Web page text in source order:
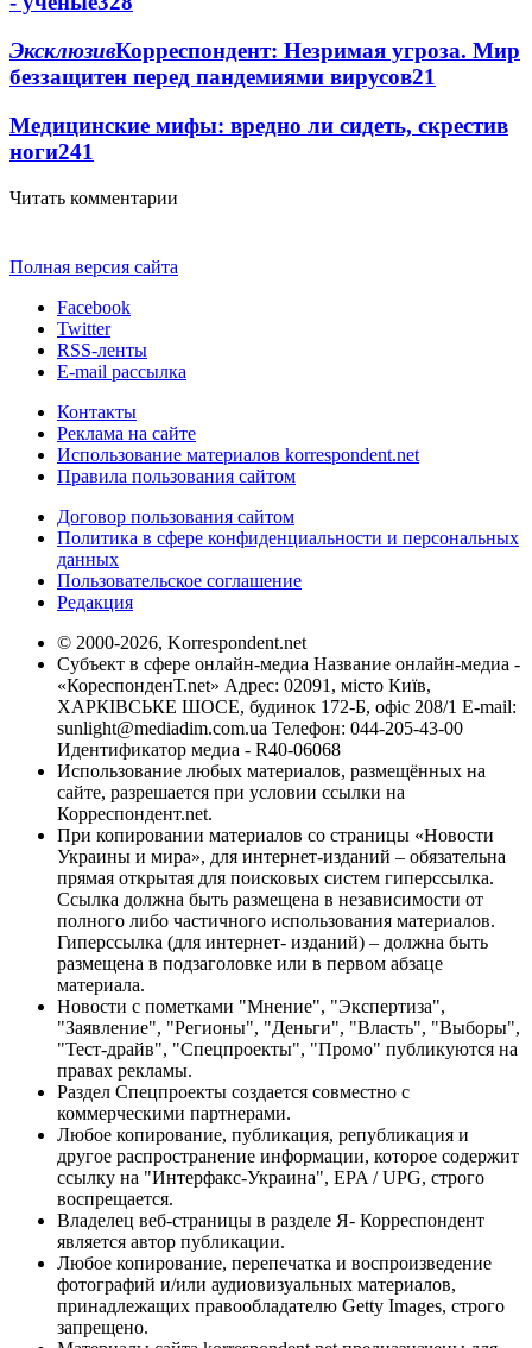
ЭксклюзивКорреспондент: Незримая угроза. Мир
беззащитен перед пандемиями вирусов21
Медицинские мифы: вредно ли сидеть, скрестив
ноги241
Читать комментарии
Полная версия сайта
Facebook
Twitter
RSS-ленты
E-mail рассылка
Контакты
Реклама на сайте
Использование материалов korrespondent.net
Правила пользования сайтом
Договор пользования сайтом
Политика в сфере конфиденциальности и персональных
данных
Пользовательское соглашение
Редакция
© 2000-2026, Korrespondent.net
Субъект в сфере онлайн-медиа Название онлайн-медиа -
«КореспонденТ.net» Адрес: 02091, місто Київ,
ХАРКІВСЬКЕ ШОСЕ, будинок 172-Б, офіс 208/1 E-mail:
sunlight@mediadim.com.ua Телефон: 044-205-43-00
Идентификатор медиа - R40-06068
Использование любых материалов, размещённых на
сайте, разрешается при условии ссылки на
Корреспондент.net.
При копировании материалов со страницы «Новости
Украины и мира», для интернет-изданий – обязательна
прямая открытая для поисковых систем гиперссылка.
Ссылка должна быть размещена в независимости от
полного либо частичного использования материалов.
Гиперссылка (для интернет- изданий) – должна быть
размещена в подзаголовке или в первом абзаце
материала.
Новости с пометками "Мнение", "Экспертиза",
"Заявление", "Регионы", "Деньги", "Власть", "Выборы",
"Тест-драйв", "Спецпроекты", "Промо" публикуются на
правах рекламы.
Раздел Спецпроекты создается совместно с
коммерческими партнерами.
Любое копирование, публикация, републикация и
другое распространение информации, которое содержит
ссылку на "Интерфакс-Украина", EPA / UPG, строго
воспрещается.
Владелец веб-страницы в разделе Я- Корреспондент
является автор публикации.
Любое копирование, перепечатка и воспроизведение
фотографий и/или аудиовизуальных материалов,
принадлежащих правообладателю Getty Images, строго
запрещено.